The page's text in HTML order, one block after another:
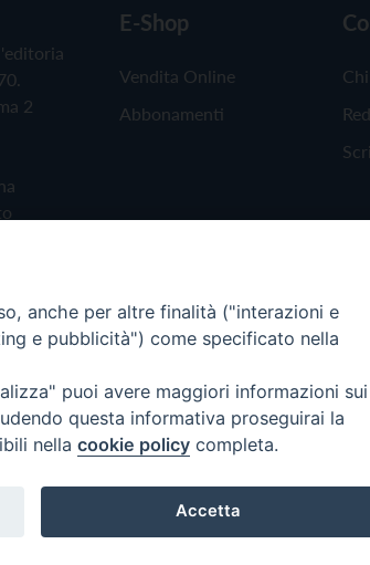
2
E-Shop
Vendita Online
Abbonamenti
anche per altre finalità ("interazioni e
e pubblicità") come specificato nella
puoi avere maggiori informazioni sui
questa informativa proseguirai la
nella cookie policy completa.
Accetta